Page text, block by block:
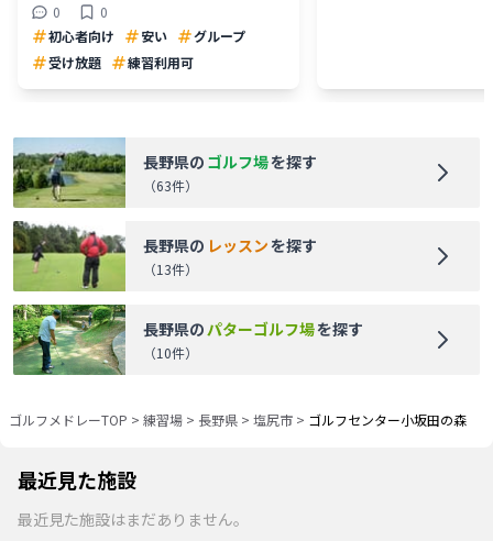
0
0
初心者向け
安い
グループ
受け放題
練習利用可
長野県の ゴルフ場を探す
（63件）
長野県の レッスンを探す
（13件）
長野県の パターゴルフ場を探す
（10件）
ゴルフメドレーTOP > 練習場 > 長野県 > 塩尻市 > ゴルフセンター小坂田の森
最近見た施設
最近見た施設はまだありません。